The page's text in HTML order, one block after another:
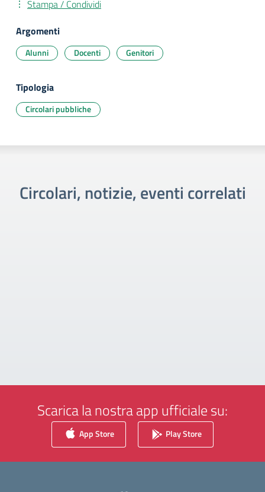
Stampa / Condividi
Argomenti
Alunni Docenti Genitori
Tipologia
Circolari pubbliche
Circolari, notizie, eventi correlati
Scarica la nostra app ufficiale su:
App Store Play Store